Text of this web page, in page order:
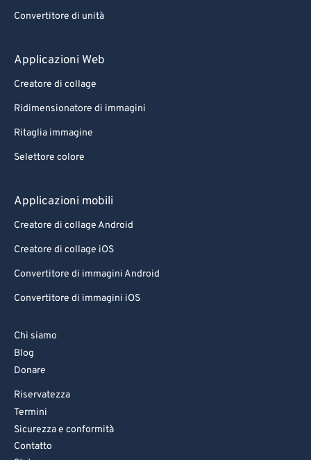
Convertitore di unità
Applicazioni Web
Creatore di collage
Ridimensionatore di immagini
Ritaglia immagine
Selettore colore
Applicazioni mobili
Creatore di collage Android
Creatore di collage iOS
Convertitore di immagini Android
Convertitore di immagini iOS
Chi siamo
Blog
Donare
Riservatezza
Termini
Sicurezza e conformità
Contatto